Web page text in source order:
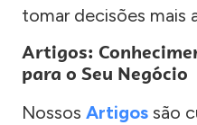
tomar decisões mais
Artigos:
para o Seu Negócio
Nossos Artigos são